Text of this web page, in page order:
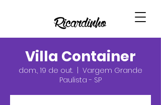
Villa Container
dom., 19 de out.
Vargem Grande
Paulista - SP